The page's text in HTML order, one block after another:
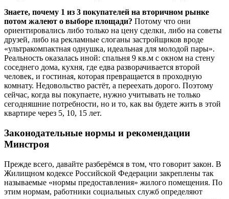
Знаете, почему 1 из 3 покупателей на вторичном рынке
потом жалеют о выборе площади? Потому что они
ориентировались либо только на цену сделки, либо на советы
друзей, либо на рекламные слоганы застройщиков вроде
«ультракомпактная однушка, идеальная для молодой пары».
Реальность оказалась иной: спальня 9 кв.м с окном на стену
соседнего дома, кухня, где едва разворачивается второй
человек, и гостиная, которая превращается в проходную
комнату. Недовольство растёт, а переехать дорого. Поэтому
сейчас, когда вы покупаете, нужно учитывать не только
сегодняшние потребности, но и то, как вы будете жить в этой
квартире через 5, 10, 15 лет.
Законодательные нормы и рекомендации
Минстроя
Прежде всего, давайте разберёмся в том, что говорит закон. В
Жилищном кодексе Российской Федерации закреплены так
называемые «нормы предоставления» жилого помещения. По
этим нормам, работники социальных служб определяют